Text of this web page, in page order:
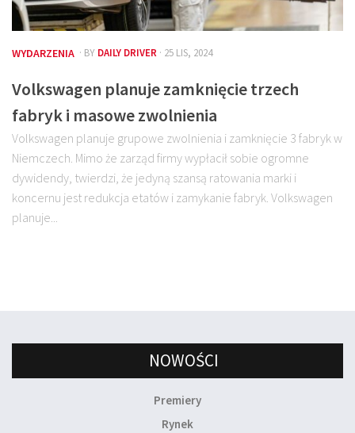
WYDARZENIA · BY DAILY DRIVER · 25 LIS, 2024
Volkswagen planuje zamknięcie trzech
fabryk i masowe zwolnienia
Volkswagen planuje grupowe zwolnienia i zamknięcie 3 fabryk w
Niemczech. Mimo że zarząd firmy wypłacił sobie ogromne
dywidendy, twierdzi, że jedyną szansą ratowania marki i
koncernu jest redukcja etatów i zamykanie fabryk. Volkswagen
planuje...
NOWOŚCI
Premiery
Rynek